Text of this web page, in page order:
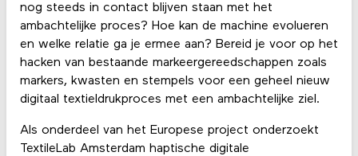
nog steeds in contact blijven staan met het
ambachtelijke proces? Hoe kan de machine evolueren
en welke relatie ga je ermee aan? Bereid je voor op het
hacken van bestaande markeergereedschappen zoals
markers, kwasten en stempels voor een geheel nieuw
digitaal textieldrukproces met een ambachtelijke ziel.
Als onderdeel van het Europese project onderzoekt
TextileLab Amsterdam haptische digitale